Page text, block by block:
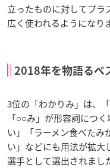
立ったものに対してプラ
広く使われるようになり
2018年を物語るベ
3位の「わかりみ」は、
「○○み」が形容詞につ
い」「ラーメン食べた
い」などにも用法が拡
選手として選出されまし